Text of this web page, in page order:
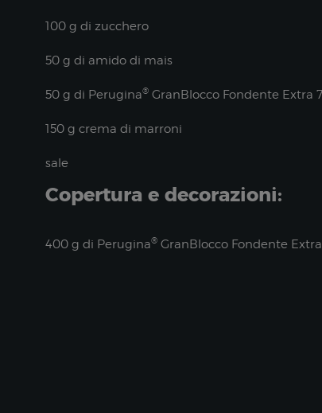
100 g di zucchero
50 g di amido di mais
50 g di Perugina®GranBlocco Fondente Extra
150 g crema di marroni
sale
Copertura e decorazioni:
400 g di Perugina®GranBlocco Fondente